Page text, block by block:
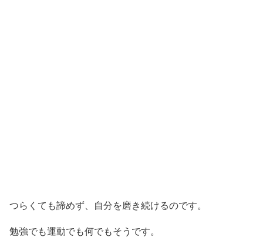
つらくても諦めず、自分を磨き続けるのです。
勉強でも運動でも何でもそうです。